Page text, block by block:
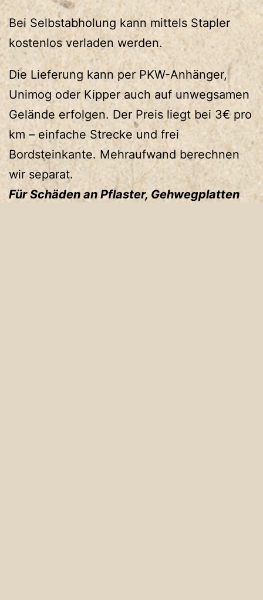
Bei Selbstabholung kann mittels Stapler
kostenlos verladen werden.
Die Lieferung kann per PKW-Anhänger,
Unimog oder Kipper auch auf unwegsamen
Gelände erfolgen. Der Preis liegt bei 3€ pro
km – einfache Strecke und frei
Bordsteinkante. Mehraufwand berechnen
wir separat.
Für Schäden an Pflaster, Gehwegplatten